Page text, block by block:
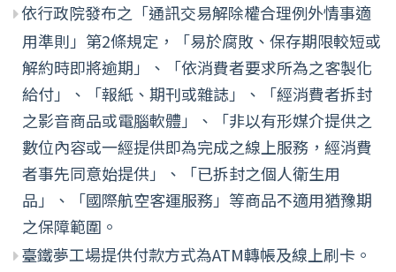
依行政院發布之「通訊交易解除權合理例外情事適
用準則」第2條規定，「易於腐敗、保存期限較短或
解約時即將逾期」、「依消費者要求所為之客製化
給付」、「報紙、期刊或雜誌」、「經消費者拆封
之影音商品或電腦軟體」、「非以有形媒介提供之
數位內容或一經提供即為完成之線上服務，經消費
者事先同意始提供」、「已拆封之個人衛生用
品」、「國際航空客運服務」等商品不適用猶豫期
之保障範圍。
臺鐵夢工場提供付款方式為ATM轉帳及線上刷卡。